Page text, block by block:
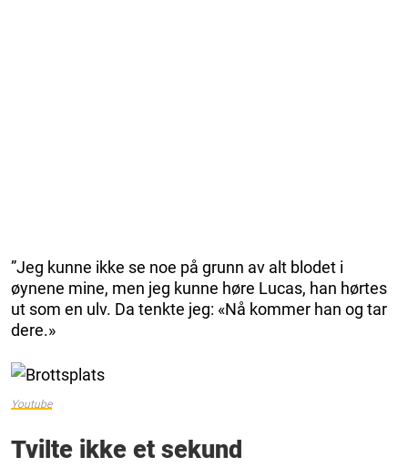
”Jeg kunne ikke se noe på grunn av alt blodet i
øynene mine, men jeg kunne høre Lucas, han hørtes
ut som en ulv. Da tenkte jeg: «Nå kommer han og tar
dere.»
Youtube
Tvilte ikke et sekund